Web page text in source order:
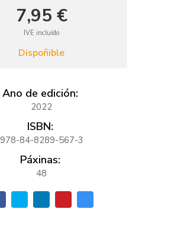
7,95 €
IVE incluído
Dispoñible
Ano de edición:
2022
ISBN:
978-84-8289-567-3
Páxinas:
48